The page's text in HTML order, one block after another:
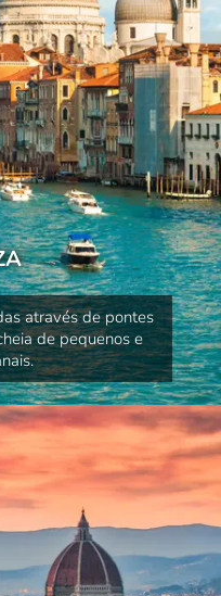
através de pontes
de pequenos e